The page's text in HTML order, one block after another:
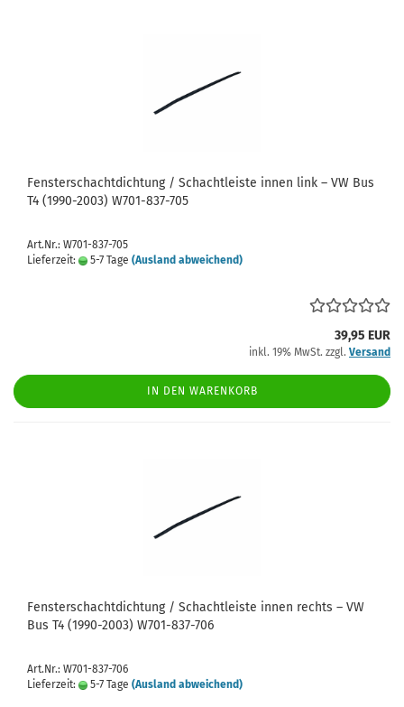
Fensterschachtdichtung / Schachtleiste innen link – VW Bus
T4 (1990-2003) W701-837-705
Art.Nr.: W701-837-705
Lieferzeit:
5-7 Tage (Ausland abweichend)
39,95 EUR
inkl. 19% MwSt. zzgl. Versand
IN DEN WARENKORB
Fensterschachtdichtung / Schachtleiste innen rechts – VW
Bus T4 (1990-2003) W701-837-706
Art.Nr.: W701-837-706
Lieferzeit:
5-7 Tage (Ausland abweichend)